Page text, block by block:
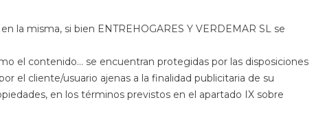
la misma, si bien ENTREHOGARES Y VERDEMAR SL se
el contenido… se encuentran protegidas por las disposiciones
el cliente/usuario ajenas a la finalidad publicitaria de su
en los términos previstos en el apartado IX sobre